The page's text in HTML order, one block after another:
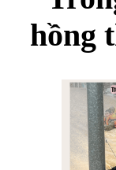
hồng